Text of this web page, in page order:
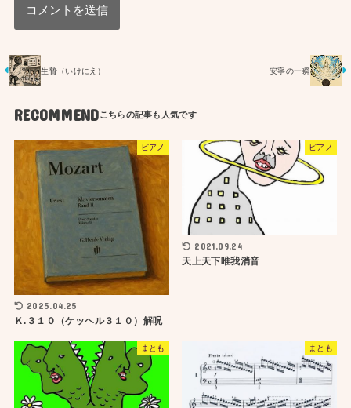
生贄（いけにえ） 安寧の一瞬
RECOMMEND
ピアノ
2025.04.25
Ｋ.３１０（ケッヘル３１０）解呪
ピアノ
2021.09.24
天上天下唯我消音
まとも まとも